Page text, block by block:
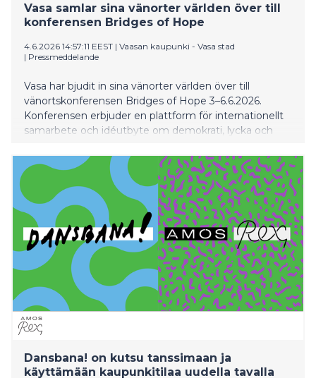
Vasa samlar sina vänorter världen över till
konferensen Bridges of Hope
4.6.2026 14:57:11 EEST | Vaasan kaupunki - Vasa stad
| Pressmeddelande
Vasa har bjudit in sina vänorter världen över till
vänortskonferensen Bridges of Hope 3–6.6.2026.
Konferensen erbjuder en plattform för internationellt
samarbete och idéutbyte om demokrati, lycka och
många håll är utmanande.
Dansbana! on kutsu tanssimaan ja
käyttämään kaupunkitilaa uudella tavalla